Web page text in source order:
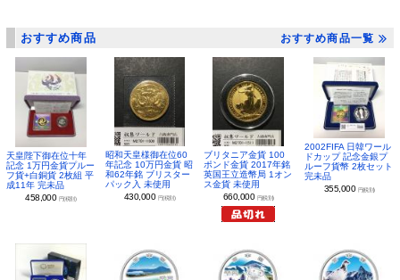
おすすめ商品 おすすめ商品一覧
天皇陛下御在位十年
記念 1万円金貨プルー
フ貨+白銅貨 2枚組 平
成11年 完未品
458,000 円(税別)
昭和天皇様御在位60
年記念 10万円金貨 昭
和62年銘 ブリスター
パック入 未使用
430,000 円(税別)
ブリタニア金貨 100
ポンド金貨 2017年銘
英国王立造幣局 1オン
ス金貨 未使用
660,000 円(税別)
2002FIFA 日韓ワール
ドカップ 記念金銀プ
ルーフ貨幣 2枚セット
完未品
355,000 円(税別)